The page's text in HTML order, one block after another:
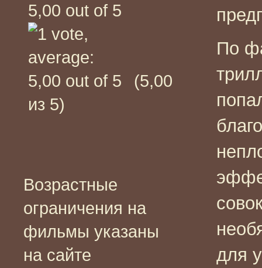
(5,00
из 5)
Возрастные
ограничения на
фильмы указаны
на сайте
По
для